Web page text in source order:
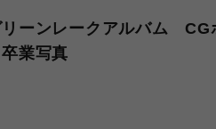
リーンレークアルバム CG
業写真